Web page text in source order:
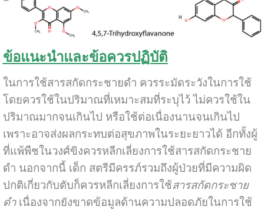
ข้อแนะนำและข้อควรปฏิบัติ
ในการใช้สารสกัดกระชายดำ ควรระมัดระวังในการใช้
โดยควรใช้ในปริมาณที่เหมาะสมที่ระบุไว้ ไม่ควรใช้ใน
ปริมาณมากจนเกินไป หรือใช้ต่อเนื่องนานจนเกินไป
เพราะอาจส่งผลกระทบต่อสุขภาพในระยะยาวได้ อีกทั้งผู้
ที่แพ้พืชในวงศ์ขิงควรหลีกเลี่ยงการใช้สารสกัดกระชาย
ดำ นอกจากนี้ เด็ก สตรีมีครรภ์รวมถึงผู้ป่วยที่มีความผิด
ปกติเกี่ยวกับตับก็ควรหลีกเลี่ยงการใช้สารสกัดกระชาย
ดำ เนื่องจากยังขาดข้อมูลด้านความปลอดภัยในการใช้